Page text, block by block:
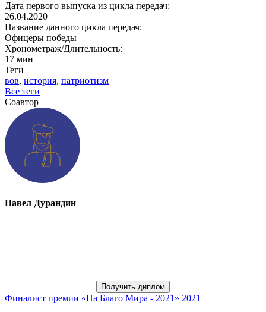
Дата первого выпуска из цикла передач:
26.04.2020
Название данного цикла передач:
Офицеры победы
Хронометраж/Длительность:
17 мин
Теги
вов, история, патриотизм
Все теги
Соавтор
Павел Дурандин
Получить диплом
Финалист премии «На Благо Мира - 2021» 2021